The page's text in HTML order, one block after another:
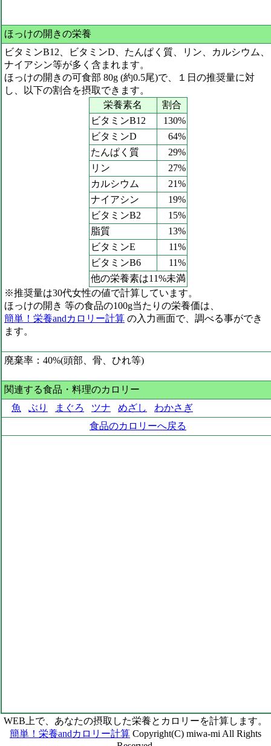
ほっけの開きの栄養
ビタミンB12、ビタミンD、たんぱく質、リン、カルシウム、
ナイアシン等が多く含まれます。
ほっけの開きの可食部 80g (約0.5尾)で、１日の推奨量に対
し、以下の割合を摂取できます。
栄養素名
割合
ビタミンB12
130%
ビタミンD
64%
たんぱく質
29%
リン
27%
カルシウム
21%
ナイアシン
19%
ビタミンB2
15%
脂質
13%
ビタミンE
11%
ビタミンB6
11%
他の栄養素は11%未満
※推奨量は30代女性の値で計算しています。
ほっけの開き 等の食品の100g当たりの栄養価は、
簡単！栄養andカロリー計算 の入力画面で、調べる事ができ
ます。
廃棄率：40%(頭部、骨、ひれ等)
関連する食品・料理のカロリー
魚
ぶり まぐろ ツナ めざし
わかさぎ
食品のカロリーへ戻る
WEB上で、あなたの摂取した栄養とカロリーを計算します。
簡単！栄養andカロリー計算 Copyright(C) miwa-mi All Rights